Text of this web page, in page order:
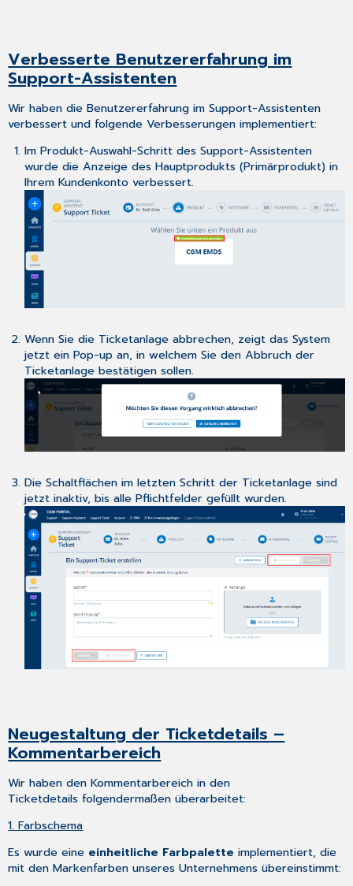
Verbesserte Benutzererfahrung im
Support-Assistenten
Wir haben die Benutzererfahrung im Support-Assistenten
verbessert und folgende Verbesserungen implementiert:
Im Produkt-Auswahl-Schritt des Support-Assistenten
wurde die Anzeige des Hauptprodukts (Primärprodukt) in
Ihrem Kundenkonto verbessert.
Wenn Sie die Ticketanlage abbrechen, zeigt das System
jetzt ein Pop-up an, in welchem Sie den Abbruch der
Ticketanlage bestätigen sollen.
Die Schaltflächen im letzten Schritt der Ticketanlage sind
jetzt inaktiv, bis alle Pflichtfelder gefüllt wurden.
Neugestaltung der Ticketdetails –
Kommentarbereich
Wir haben den Kommentarbereich in den
Ticketdetails folgendermaßen überarbeitet:
1. Farbschema
Es wurde eine einheitliche Farbpalette implementiert, die
mit den Markenfarben unseres Unternehmens übereinstimmt: